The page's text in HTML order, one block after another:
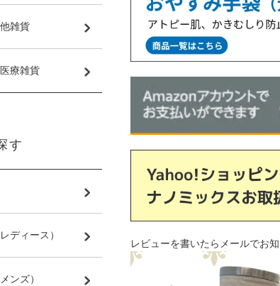
レビューを書いたらメールでお
雑貨
療雑貨
す
ディース）
ンズ）